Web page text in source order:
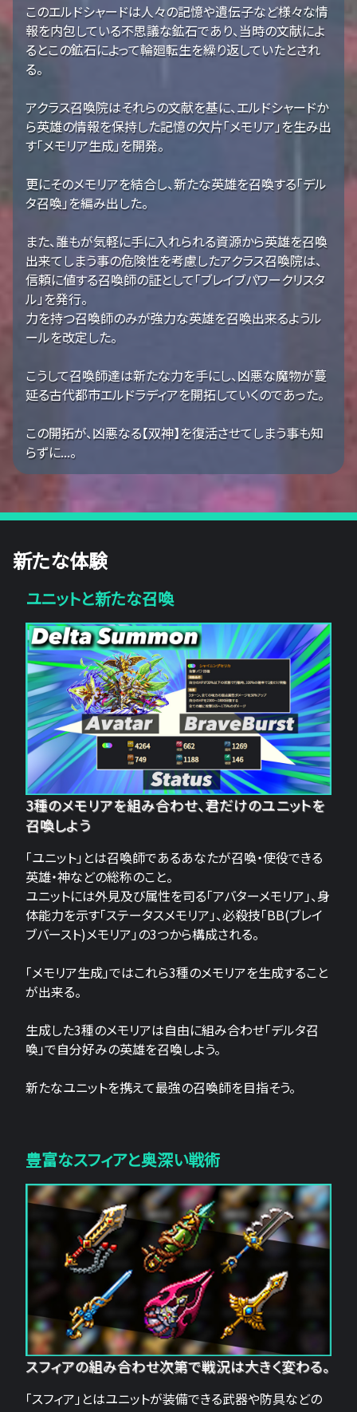
このエルドシャードは人々の記憶や遺伝子など様々な情
報を内包している不思議な鉱石であり、当時の文献によ
るとこの鉱石によって輪廻転生を繰り返していたとされ
る。
アクラス召喚院はそれらの文献を基に、エルドシャードか
ら英雄の情報を保持した記憶の欠片「メモリア」を生み出
す「メモリア生成」を開発。
更にそのメモリアを結合し、新たな英雄を召喚する「デル
タ召喚」を編み出した。
また、誰もが気軽に手に入れられる資源から英雄を召喚
出来てしまう事の危険性を考慮したアクラス召喚院は、
信頼に値する召喚師の証として「ブレイブパワークリスタ
ル」を発行。
力を持つ召喚師のみが強力な英雄を召喚出来るようル
ールを改定した。
こうして召喚師達は新たな力を手にし、凶悪な魔物が蔓
延る古代都市エルドラディアを開拓していくのであった。
この開拓が、凶悪なる【双神】を復活させてしまう事も知
らずに...。
新たな体験
ユニットと新たな召喚
3種のメモリアを組み合わせ、君だけのユニットを
召喚しよう
「ユニット」とは召喚師であるあなたが召喚・使役できる
英雄・神などの総称のこと。
ユニットには外見及び属性を司る「アバターメモリア」、身
体能力を示す「ステータスメモリア」、必殺技「BB(ブレイ
ブバースト)メモリア」の3つから構成される。
「メモリア生成」ではこれら3種のメモリアを生成すること
が出来る。
生成した3種のメモリアは自由に組み合わせ「デルタ召
喚」で自分好みの英雄を召喚しよう。
新たなユニットを携えて最強の召喚師を目指そう。
豊富なスフィアと奥深い戦術
スフィアの組み合わせ次第で戦況は大きく変わる。
「スフィア」とはユニットが装備できる武器や防具などの